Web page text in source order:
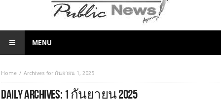
MENU
Home Archives for กันยายน 1, 2025
DAILY ARCHIVES:1 กันยายน 2025